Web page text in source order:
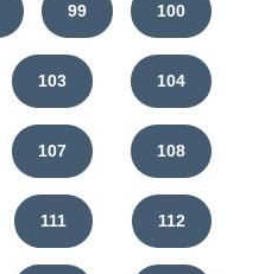
99 100
103 104
107 108
111 112